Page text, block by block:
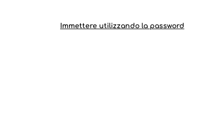
Immettere utilizzando la password